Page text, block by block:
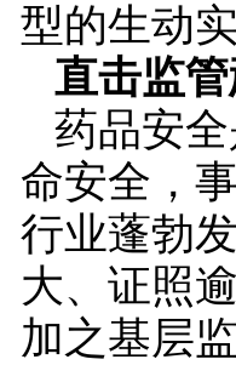
型的生动
直击监
药品安
命安全，
行业蓬勃
大、证照
加之基层